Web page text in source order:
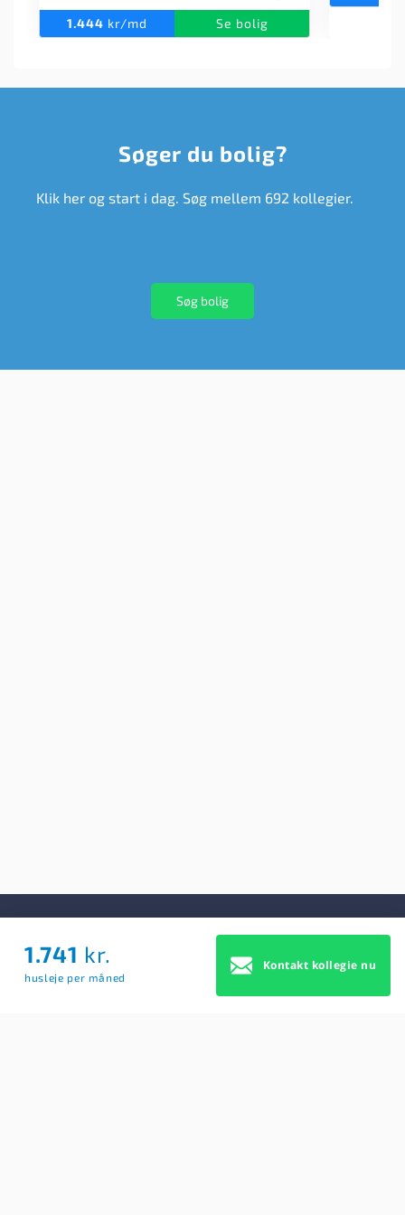
1.741 kr.
husleje per måned
Kontakt kollegie nu
1.444 kr/md Se bolig
Søger du bolig?
Klik her og start i dag. Søg mellem 692 kollegier.
Søg bolig